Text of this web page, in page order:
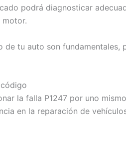
podrá diagnosticar
de tu auto son
la falla P1247 por uno
en la reparación de